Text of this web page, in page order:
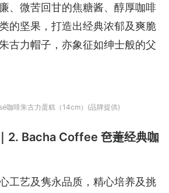
、微苦回甘的焦糖酱、醇厚咖啡
的坚果，打造出经典浓郁及爽脆
古力帽子，亦象征如绅士般的父
咖啡朱古力蛋糕（14cm）(品牌提供)
2. Bacha Coffee 夿萐经典咖
工艺及隽永品质，精心培养及挑